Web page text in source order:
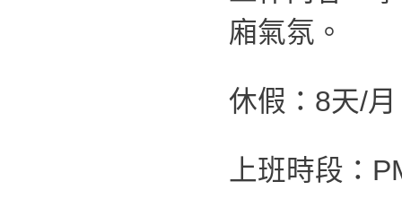
廂氣氛。
休假：8天/月
上班時段：